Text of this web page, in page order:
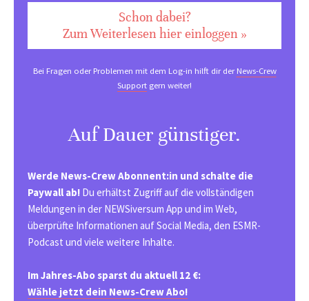
Schon dabei?
Zum Weiterlesen hier einloggen »
Bei Fragen oder Problemen mit dem Log-in hilft dir derNews-Crew
Support gern weiter!
Auf Dauer günstiger.
Werde News-Crew Abonnent:in und schalte die
Paywall ab! Du erhältst Zugriff auf die vollständigen
Meldungen in der NEWSiversum App und im Web,
überprüfte Informationen auf Social Media, den ESMR-
Podcast und viele weitere Inhalte.
Im Jahres-Abo sparst du aktuell 12 €:
Wähle jetzt dein News-Crew Abo!